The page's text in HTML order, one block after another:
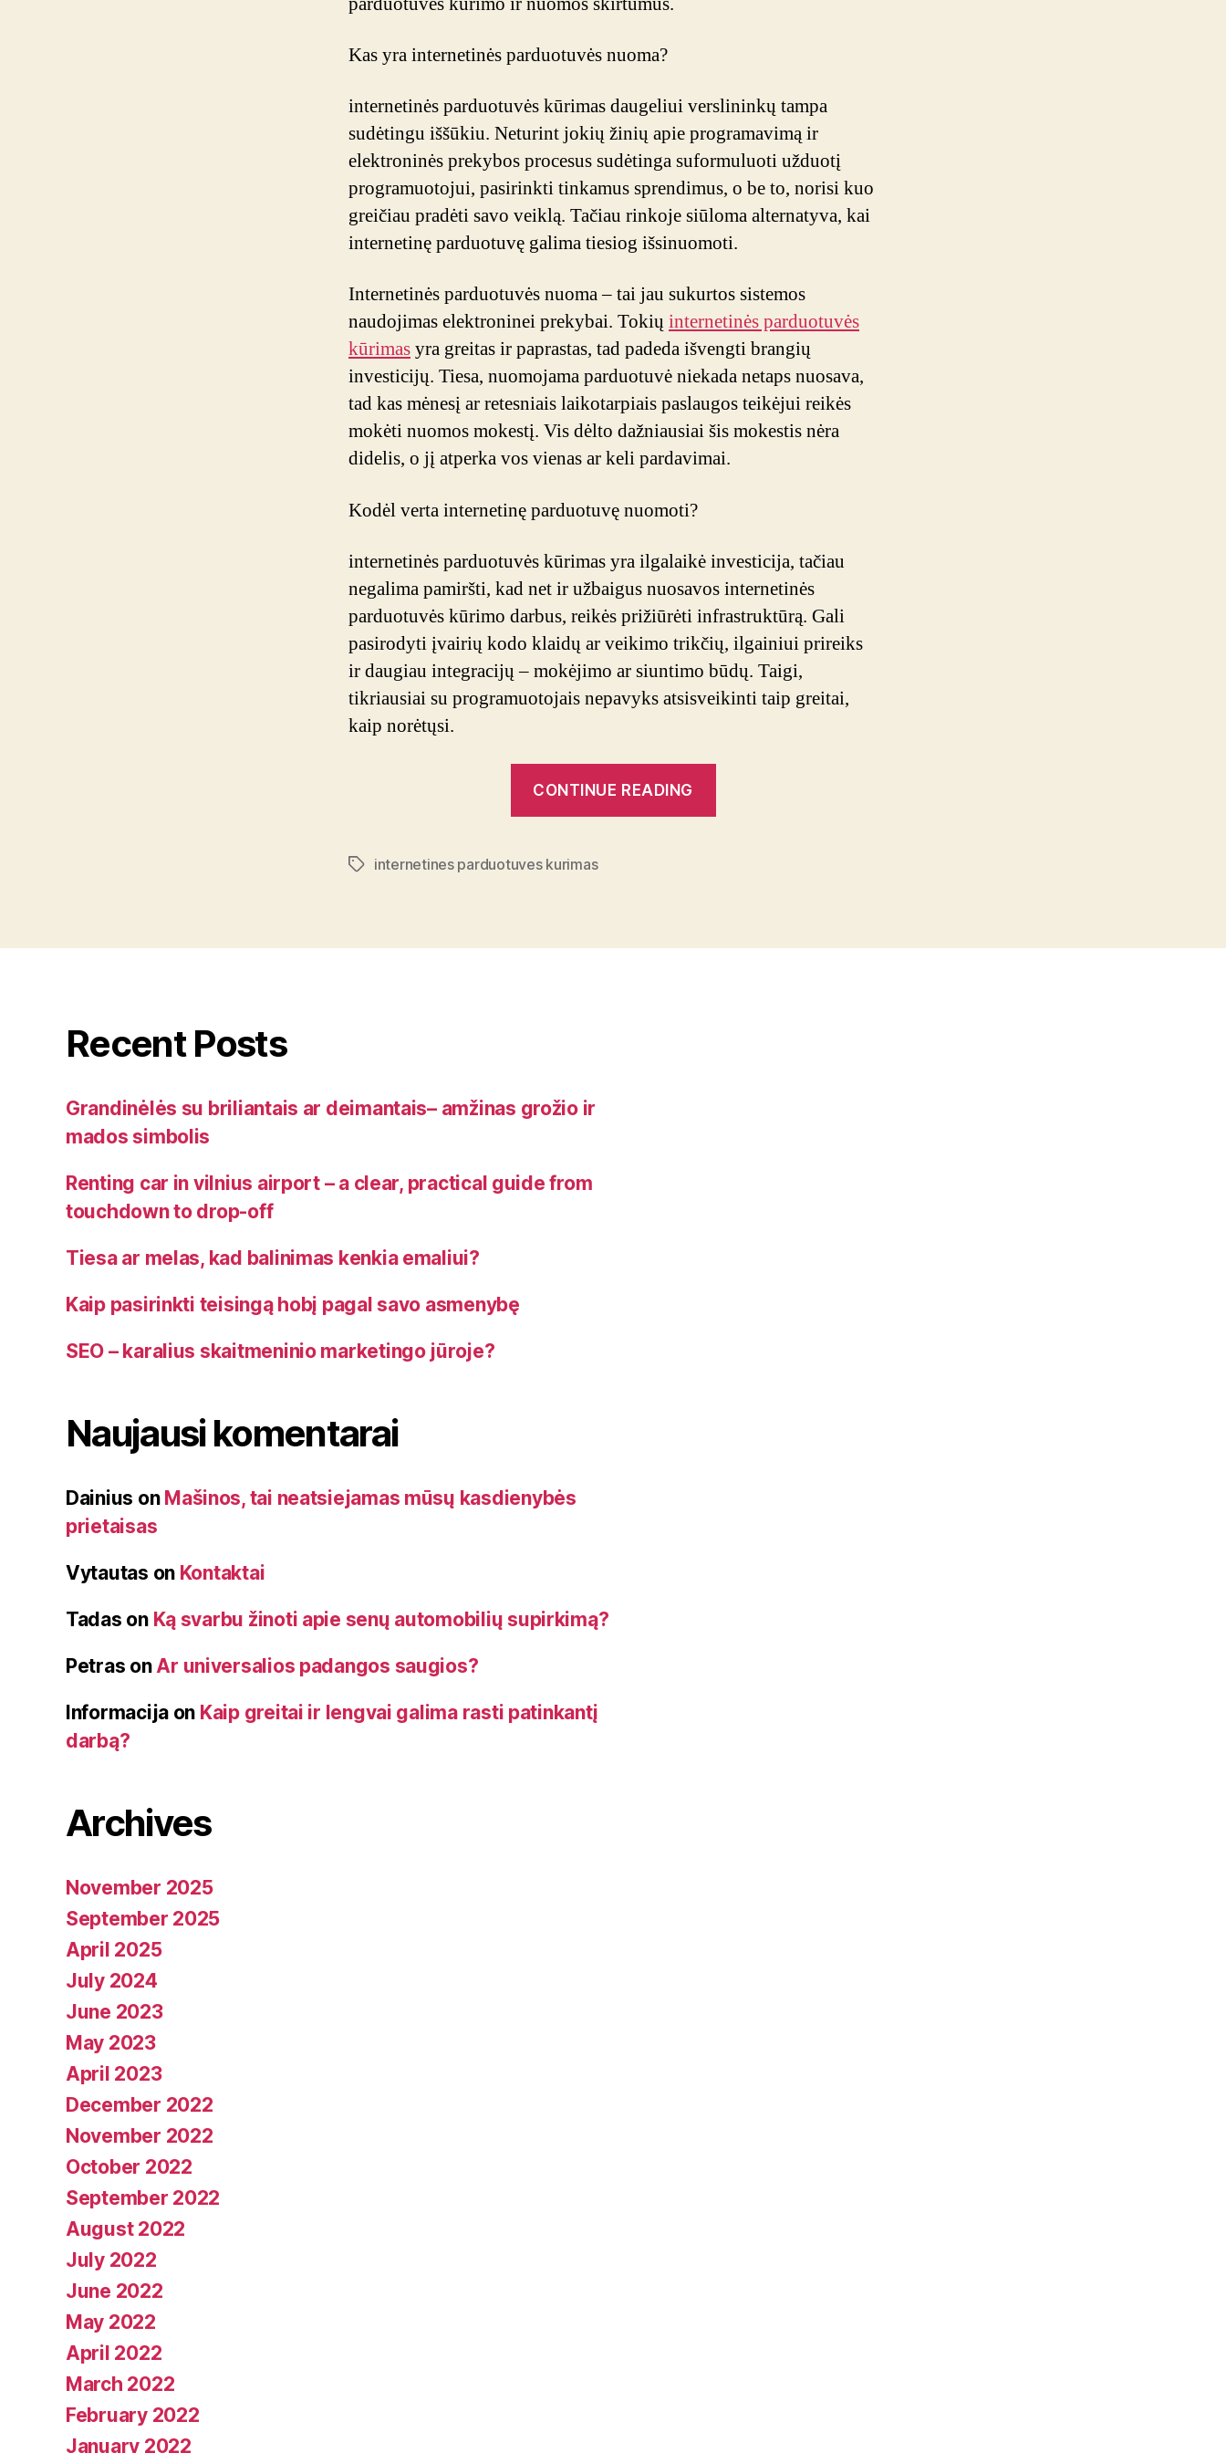
Kas yra internetinės parduotuvės nuoma?
internetinės parduotuvės kūrimas daugeliui verslininkų tampa
sudėtingu iššūkiu. Neturint jokių žinių apie programavimą ir
elektroninės prekybos procesus sudėtinga suformuluoti užduotį
programuotojui, pasirinkti tinkamus sprendimus, o be to, norisi kuo
greičiau pradėti savo veiklą. Tačiau rinkoje siūloma alternatyva, kai
internetinę parduotuvę galima tiesiog išsinuomoti.
Internetinės parduotuvės nuoma – tai jau sukurtos sistemos
naudojimas elektroninei prekybai. Tokių internetinės parduotuvės
kūrimasyra greitas ir paprastas, tad padeda išvengti brangių
investicijų. Tiesa, nuomojama parduotuvė niekada netaps nuosava,
tad kas mėnesį ar retesniais laikotarpiais paslaugos teikėjui reikės
mokėti nuomos mokestį. Vis dėlto dažniausiai šis mokestis nėra
didelis, o jį atperka vos vienas ar keli pardavimai.
Kodėl verta internetinę parduotuvę nuomoti?
internetinės parduotuvės kūrimas yra ilgalaikė investicija, tačiau
negalima pamiršti, kad net ir užbaigus nuosavos internetinės
parduotuvės kūrimo darbus, reikės prižiūrėti infrastruktūrą. Gali
pasirodyti įvairių kodo klaidų ar veikimo trikčių, ilgainiui prireiks
ir daugiau integracijų – mokėjimo ar siuntimo būdų. Taigi,
tikriausiai su programuotojais nepavyks atsisveikinti taip greitai,
kaip norėtųsi.
CONTINUE READING
savo?”
Tagsinternetines parduotuves kurimas
Recent Posts
Grandinėlės su briliantais ar deimantais– amžinas grožio ir
mados simbolis
Renting car in vilnius airport – a clear, practical guide from
touchdown to drop-off
Tiesa ar melas, kad balinimas kenkia emaliui?
Kaip pasirinkti teisingą hobį pagal savo asmenybę
SEO – karalius skaitmeninio marketingo jūroje?
Naujausi komentarai
Dainius on Mašinos, tai neatsiejamas mūsų kasdienybės
prietaisas
Vytautas on Kontaktai
Tadas on Ką svarbu žinoti apie senų automobilių supirkimą?
Petras on Ar universalios padangos saugios?
Informacija on Kaip greitai ir lengvai galima rasti patinkantį
darbą?
Archives
November 2025
September 2025
April 2025
July 2024
June 2023
May 2023
April 2023
December 2022
November 2022
October 2022
September 2022
August 2022
July 2022
June 2022
May 2022
April 2022
March 2022
February 2022
January 2022